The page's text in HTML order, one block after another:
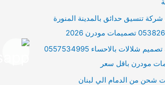
تنسيق حدائق بالمدينة المنورة
مودرن 2026
شركة تصميم شلالات بالاحساء 0557534995
مودرن باقل سعر
شحن من الدمام الي لبنان